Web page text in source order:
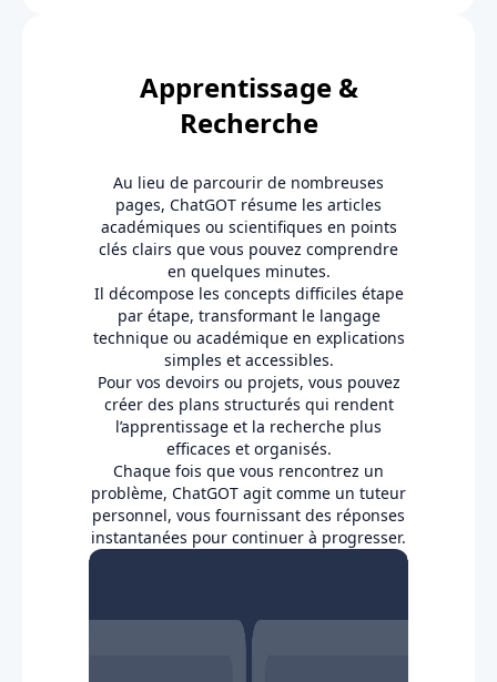
Apprentissage &
Recherche
Au lieu de parcourir de nombreuses
pages, ChatGOT résume les articles
académiques ou scientifiques en points
clés clairs que vous pouvez comprendre
en quelques minutes.
Il décompose les concepts difficiles étape
par étape, transformant le langage
technique ou académique en explications
simples et accessibles.
Pour vos devoirs ou projets, vous pouvez
créer des plans structurés qui rendent
l’apprentissage et la recherche plus
efficaces et organisés.
Chaque fois que vous rencontrez un
problème, ChatGOT agit comme un tuteur
personnel, vous fournissant des réponses
instantanées pour continuer à progresser.